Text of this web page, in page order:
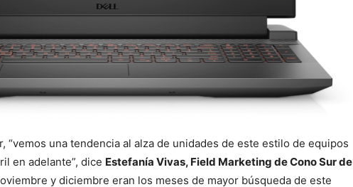
“vemos una tendencia al alza de unidades de este estilo de equipos
en adelante”, dice Estefanía Vivas, Field Marketing de Cono Sur de
y diciembre eran los meses de mayor búsqueda de este